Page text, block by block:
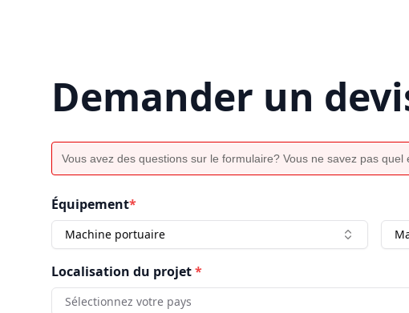
Demander un
Vous avez des questions sur le formulaire? Vous ne savez pas
Équipement*
Machine portuaire
Localisation du projet*
Sélectionnez votre pays